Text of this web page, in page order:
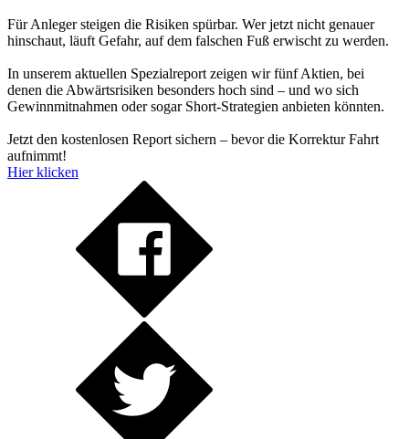
Für Anleger steigen die Risiken spürbar. Wer jetzt nicht genauer
hinschaut, läuft Gefahr, auf dem falschen Fuß erwischt zu werden.
In unserem aktuellen Spezialreport zeigen wir fünf Aktien, bei
denen die Abwärtsrisiken besonders hoch sind – und wo sich
Gewinnmitnahmen oder sogar Short-Strategien anbieten könnten.
Jetzt den kostenlosen Report sichern – bevor die Korrektur Fahrt
aufnimmt!
Hier klicken